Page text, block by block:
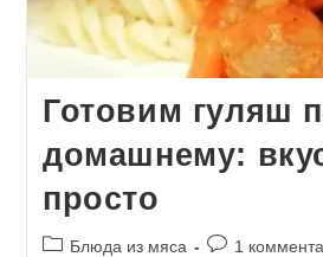
Готовим гуляш
домашнему:
просто
РубрикаБлюда из мяса
Комментарии
1